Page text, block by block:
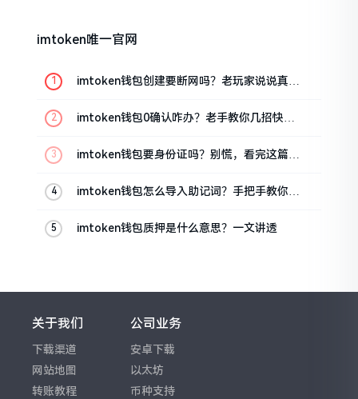
imtoken唯一官网
imtoken钱包创建要断网吗？老玩家说说真实
imtoken钱包0确认咋办？老手教你几招快速
imtoken钱包要身份证吗？别慌，看完这篇就
imtoken钱包怎么导入助记词？手把手教你找
imtoken钱包质押是什么意思？一文讲透
关于我们
下载渠道
网站地图
转账教程
公司业务
安卓下载
以太坊
币种支持